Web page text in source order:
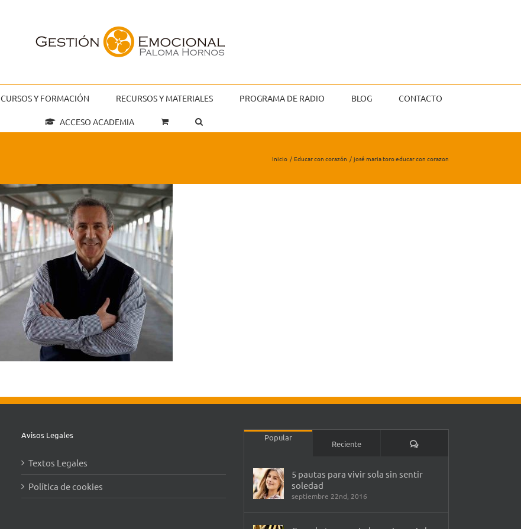
CURSOS Y FORMACIÓN RECURSOS Y MATERIALES PROGRAMA DE RADIO BLOG CONTACTO
ACCESO ACADEMIA
Inicio Educar con corazón josé maria toro educar con corazon
Avisos Legales
Textos Legales
Política de cookies
Popular
Reciente Comentarios
5 pautas para vivir sola sin sentir
soledad
septiembre 22nd, 2016